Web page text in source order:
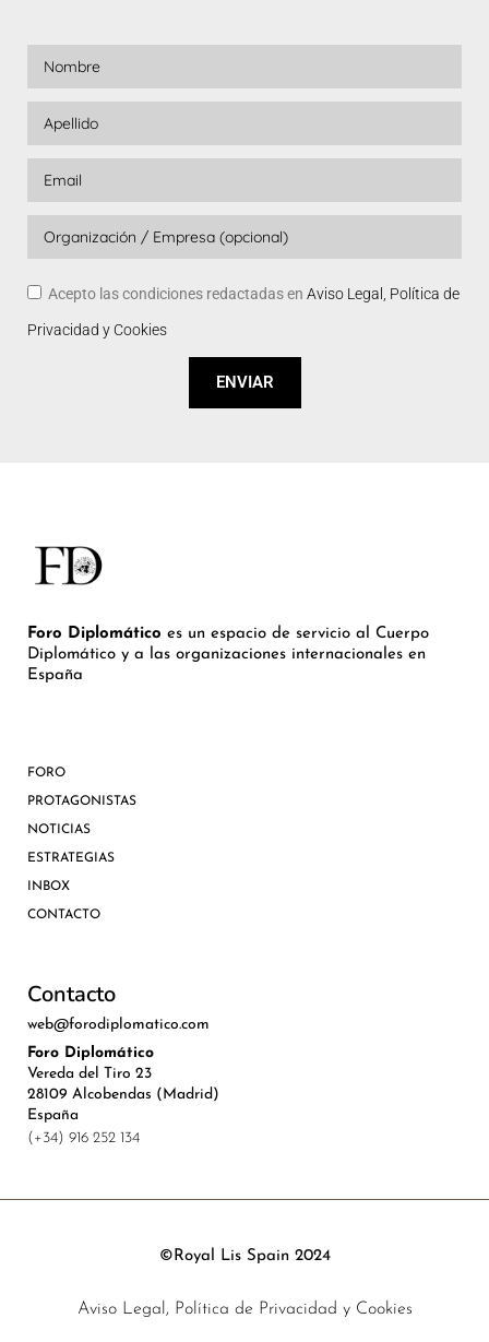
Acepto las condiciones redactadas en Aviso Legal, Política de
Privacidad y Cookies
ENVIAR
Foro Diplomático es un espacio de servicio al Cuerpo
Diplomático y a las organizaciones internacionales en
España
FORO
PROTAGONISTAS
NOTICIAS
ESTRATEGIAS
INBOX
CONTACTO
Contacto
web@forodiplomatico.com
Foro Diplomático
Vereda del Tiro 23
28109 Alcobendas (Madrid)
España
(+34) 916 252 134
©Royal Lis Spain 2024
Aviso Legal, Política de Privacidad y Cookies